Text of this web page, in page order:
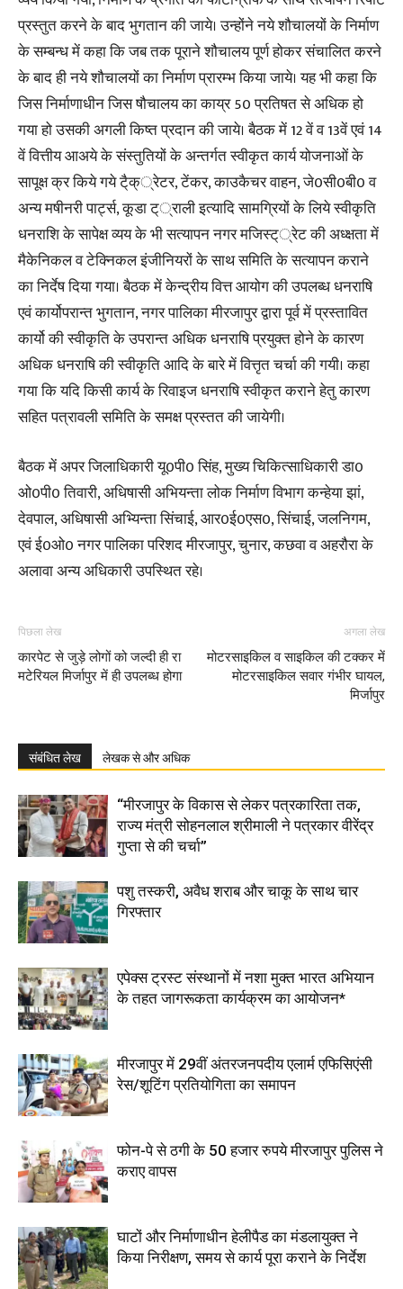
प्रस्तुत करने के बाद भुगतान की जाये। उन्होंने नये शौचालयों के निर्माण
के सम्बन्ध में कहा कि जब तक पूराने शौचालय पूर्ण होकर संचालित करने
के बाद ही नये शौचालयों का निर्माण प्रारम्भ किया जाये। यह भी कहा कि
जिस निर्माणाधीन जिस षौचालय का काय्र 50 प्रतिषत से अधिक हो
गया हो उसकी अगली किष्त प्रदान की जाये। बैठक में 12 वें व 13वें एवं 14
वें वित्तीय आअये के संस्तुतियों के अन्तर्गत स्वीकृत कार्य योजनाओं के
सापूक्ष क्र किये गये टै्क््रेटर, टेंकर, काउकैचर वाहन, जे0सी0बी0 व
अन्य मषीनरी पार्ट्स, कूडा ट््राली इत्यादि सामग्रियों के लिये स्वीकृति
धनराशि के सापेक्ष व्यय के भी सत्यापन नगर मजिस्ट््रेट की अध्क्षता में
मैकेनिकल व टेक्निकल इंजीनियरों के साथ समिति के सत्यापन कराने
का निर्देष दिया गया। बैठक में केन्द्रीय वित्त आयोग की उपलब्ध धनराषि
एवं कार्योपरान्त भुगतान, नगर पालिका मीरजापुर द्वारा पूर्व में प्रस्तावित
कार्यो की स्वीकृति के उपरान्त अधिक धनराषि प्रयुक्त होने के कारण
अधिक धनराषि की स्वीकृति आदि के बारे में वित्तृत चर्चा की गयी। कहा
गया कि यदि किसी कार्य के रिवाइज धनराषि स्वीकृत कराने हेतु कारण
सहित पत्रावली समिति के समक्ष प्रस्तत की जायेगी।
बैठक में अपर जिलाधिकारी यू0पी0 सिंह, मुख्य चिकित्साधिकारी डा0
ओ0पी0 तिवारी, अधिषासी अभियन्ता लोक निर्माण विभाग कन्हेया झां,
देवपाल, अधिषासी अभ्यिन्ता सिंचाई, आर0ई0एस0, सिंचाई, जलनिगम,
एवं ई0ओ0 नगर पालिका परिशद मीरजापुर, चुनार, कछवा व अहरौरा के
अलावा अन्य अधिकारी उपस्थित रहे।
पिछला लेख
कारपेट से जुड़े लोगों को जल्दी ही रा
मटेरियल मिर्जापुर में ही उपलब्ध होगा
अगला लेख
मोटरसाइकिल व साइकिल की टक्कर में
मोटरसाइकिल सवार गंभीर घायल,
मिर्जापुर
संबंधित लेख लेखक से और अधिक
“मीरजापुर के विकास से लेकर पत्रकारिता तक,
राज्य मंत्री सोहनलाल श्रीमाली ने पत्रकार वीरेंद्र
गुप्ता से की चर्चा”
पशु तस्करी, अवैध शराब और चाकू के साथ चार
गिरफ्तार
एपेक्स ट्रस्ट संस्थानों में नशा मुक्त भारत अभियान
के तहत जागरूकता कार्यक्रम का आयोजन*
मीरजापुर में 29वीं अंतरजनपदीय एलार्म एफिसिएंसी
रेस/शूटिंग प्रतियोगिता का समापन
फोन-पे से ठगी के 50 हजार रुपये मीरजापुर पुलिस ने
कराए वापस
घाटों और निर्माणाधीन हेलीपैड का मंडलायुक्त ने
किया निरीक्षण, समय से कार्य पूरा कराने के निर्देश